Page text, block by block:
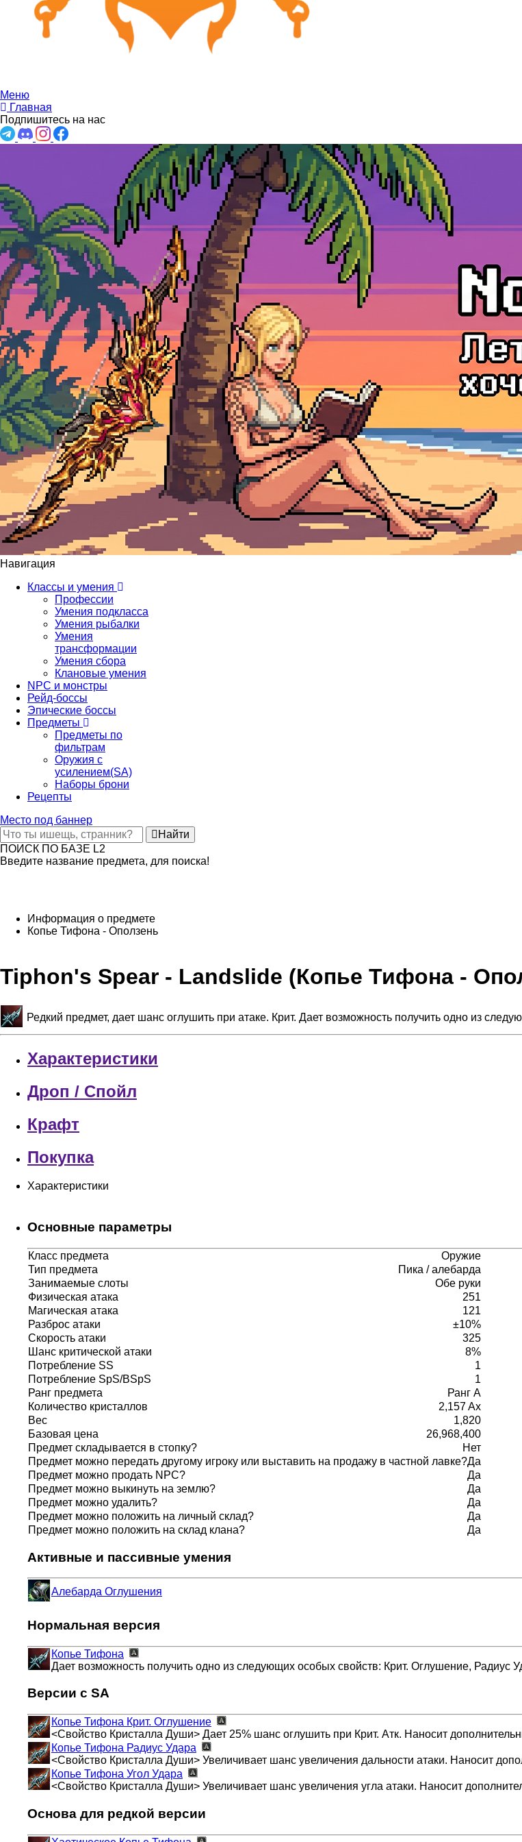
Меню
Главная
Подпишитесь на нас
Навигация
Классы и умения
Профессии
Умения подкласса
Умения рыбалки
Умения
трансформации
Умения сбора
Клановые умения
NPC и монстры
Рейд-боссы
Эпические боссы
Предметы
Предметы по
фильтрам
Оружия с
усилением(SA)
Наборы брони
Рецепты
Место под баннер
Найти
ПОИСК ПО БАЗЕ L2
Введите название предмета, для поиска!
Информация о предмете
Копье Тифона - Оползень
Tiphon's Spear - Landslide (Копье Тифона -
Редкий предмет, дает шанс оглушить при атаке. Крит. Дает возможность получить одно из
Характеристики
Дроп / Спойл
Крафт
Покупка
Характеристики
Основные параметры
Класс предмета
Оружие
Тип предмета
Пика / алебарда
Занимаемые слоты
Обе руки
Физическая атака
251
Магическая атака
121
Разброс атаки
±10%
Скорость атаки
325
Шанс критической атаки
8%
Потребление SS
1
Потребление SpS/BSpS
1
Ранг предмета
Ранг A
Количество кристаллов
2,157 Ax
Вес
1,820
Базовая цена
26,968,400
Предмет складывается в стопку?
Нет
Предмет можно передать другому игроку или выставить на продажу в частной лавке?Да
Предмет можно продать NPC?
Да
Предмет можно выкинуть на землю?
Да
Предмет можно удалить?
Да
Предмет можно положить на личный склад?
Да
Предмет можно положить на склад клана?
Да
Активные и пассивные умения
Алебарда Оглушения
Нормальная версия
Копье Тифона
Дает возможность получить одно из следующих особых свойств: Крит. Оглушение, Радиус
Версии с SA
Копье Тифона Крит. Оглушение
<Свойство Кристалла Души> Дает 25% шанс оглушить при Крит. Атк. Наносит
Копье Тифона Радиус Удара
<Свойство Кристалла Души> Увеличивает шанс увеличения дальности атаки. Наносит
Копье Тифона Угол Удара
<Свойство Кристалла Души> Увеличивает шанс увеличения угла атаки. Наносит
Основа для редкой версии